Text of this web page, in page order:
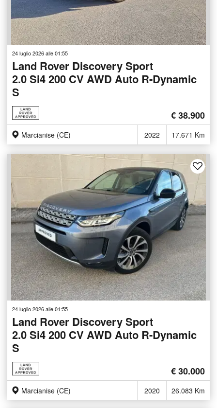
24 luglio 2026 alle 01:55
Land Rover Discovery Sport
2.0 Si4 200 CV AWD Auto R-Dynamic
S
€ 38.900
Marcianise (CE) 2022 17.671 Km
24 luglio 2026 alle 01:55
Land Rover Discovery Sport
2.0 Si4 200 CV AWD Auto R-Dynamic
S
€ 30.000
Marcianise (CE) 2020 26.083 Km